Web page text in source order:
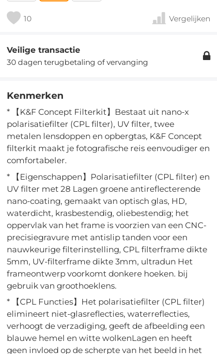
10 Vergelijken
Veilige transactie
30 dagen terugbetaling of vervanging
Kenmerken
* 【K&F Concept Filterkit】Bestaat uit nano-x
polarisatiefilter (CPL filter), UV filter, twee
metalen lensdoppen en opbergtas, K&F Concept
filterkit maakt je fotografische reis eenvoudiger en
comfortabeler.
* 【Eigenschappen】Polarisatiefilter (CPL filter) en
UV filter met 28 Lagen groene antireflecterende
nano-coating, gemaakt van optisch glas, HD,
waterdicht, krasbestendig, oliebestendig; het
oppervlak van het frame is voorzien van een CNC-
precisiegravure met antislip tanden voor een
nauwkeurige filterinstelling, CPL filterframe dikte
5mm, UV-filterframe dikte 3mm, ultradun Het
frameontwerp voorkomt donkere hoeken. bij
gebruik van groothoeklens.
* 【CPL Functies】Het polarisatiefilter (CPL filter)
elimineert niet-glasreflecties, waterreflecties,
verhoogt de verzadiging, geeft de afbeelding een
blauwe hemel en witte wolkenLagen en heeft
geen invloed op de scherpte van het beeld in het